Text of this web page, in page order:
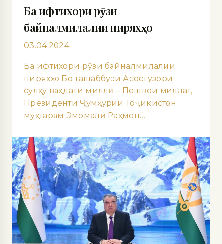
Ба ифтихори рӯзи
байналмилалии пиряхҳо
03.04.2024
Ба ифтихори рӯзи байналмилалии
пиряхҳо Бо ташаббуси Асосгузори
сулҳу ваҳдати миллӣ – Пешвои миллат,
Президенти Ҷумҳурии Тоҷикистон
муҳтарам Эмомалӣ Раҳмон…